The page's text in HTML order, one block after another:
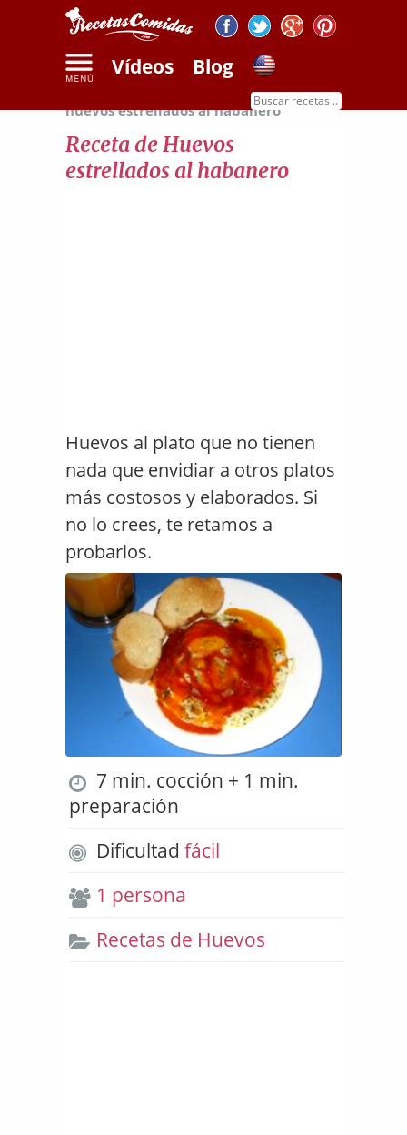
Vídeos Blog
Receta de
huevos estrellados al habanero
Receta de Huevos
estrellados al habanero
Huevos al plato que no tienen
nada que envidiar a otros platos
más costosos y elaborados. Si
no lo crees, te retamos a
probarlos.
7 min. cocción + 1 min.
preparación
Dificultad fácil
1 persona
Recetas de Huevos